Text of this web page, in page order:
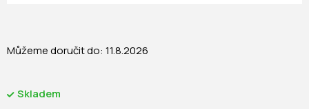
Skladem
Můžeme doručit do: 11.8.2026